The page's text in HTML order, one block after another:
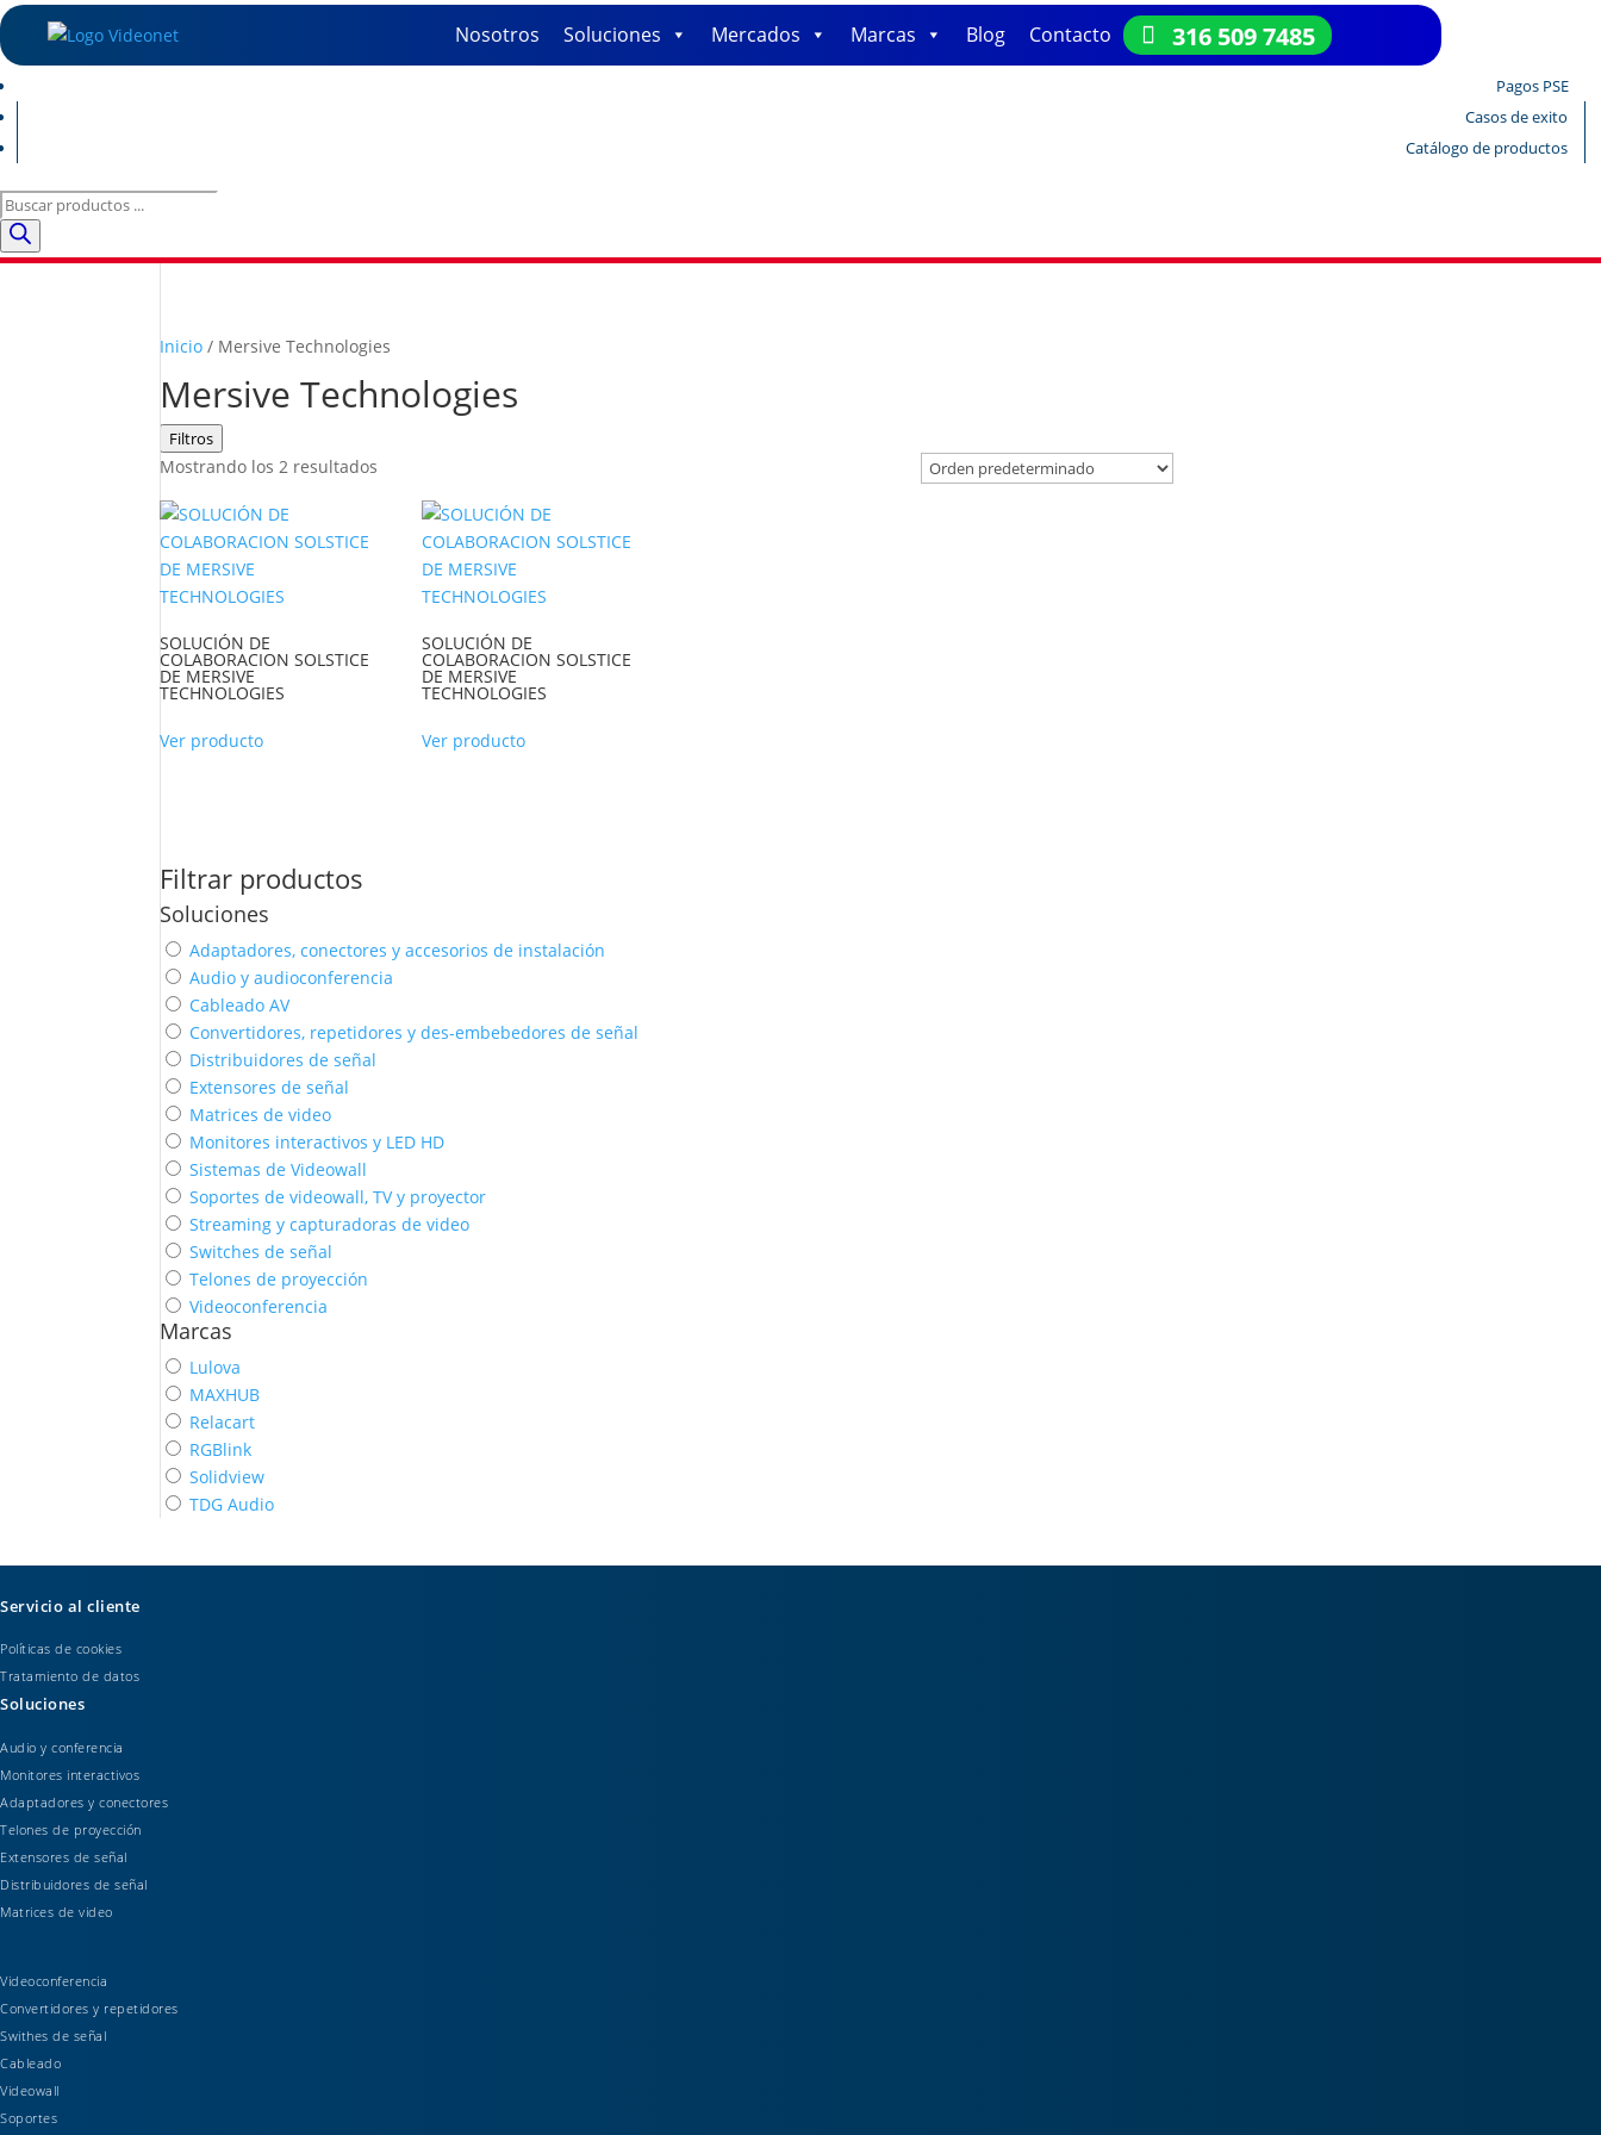
Nosotros Soluciones Mercados Marcas Blog Contacto 316 509 7485
Pagos PSE
Casos de exito
Catálogo de productos
Búsqueda
de
productos
Inicio / Mersive Technologies
Mersive Technologies
Filtros
Mostrando los 2 resultados
SOLUCIÓN DE
COLABORACION SOLSTICE
DE MERSIVE
TECHNOLOGIES
Ver producto
SOLUCIÓN DE
COLABORACION SOLSTICE
DE MERSIVE
TECHNOLOGIES
Ver producto
Filtrar productos
Soluciones
Adaptadores, conectores y accesorios de instalación
Audio y audioconferencia
Cableado AV
Convertidores, repetidores y des-embebedores de señal
Distribuidores de señal
Extensores de señal
Matrices de video
Monitores interactivos y LED HD
Sistemas de Videowall
Soportes de videowall, TV y proyector
Streaming y capturadoras de video
Switches de señal
Telones de proyección
Videoconferencia
Marcas
Lulova
MAXHUB
Relacart
RGBlink
Solidview
TDG Audio
Servicio al cliente
Políticas de cookies
Tratamiento de datos
Soluciones
Audio y conferencia
Monitores interactivos
Adaptadores y conectores
Telones de proyección
Extensores de señal
Distribuidores de señal
Matrices de video
Videoconferencia
Convertidores y repetidores
Swithes de señal
Cableado
Videowall
Soportes